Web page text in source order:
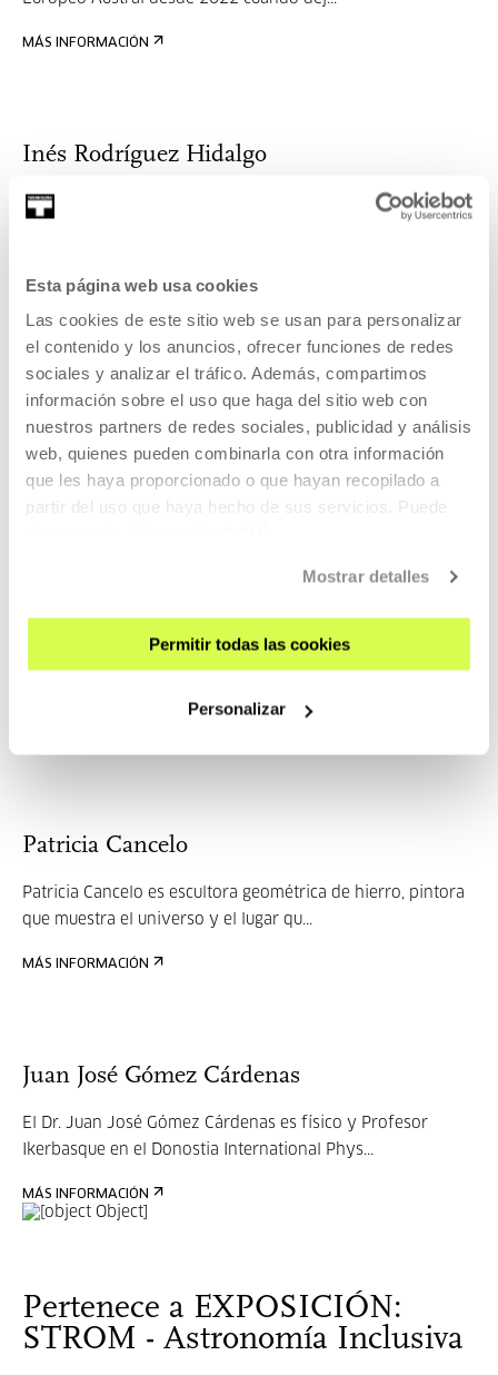
Esta página web usa cookies
Las cookies de este sitio web se usan para personalizar
el contenido y los anuncios, ofrecer funciones de redes
sociales y analizar el tráfico. Además, compartimos
información sobre el uso que haga del sitio web con
nuestros partners de redes sociales, publicidad y análisis
web, quienes pueden combinarla con otra información
que les haya proporcionado o que hayan recopilado a
partir del uso que haya hecho de sus servicios. Puede
Mostrar detalles
Permitir todas las cookies
Personalizar
MÁS INFORMACIÓN
Inés Rodríguez Hidalgo
Inés Rodríguez Hidalgo es Dra. en Astrofísica y tiene el
Amelia Ortiz Gil
La Dra. Amelia Ortiz Gil es astrónoma en el Observatorio
Astronómico de la Universidad de Valenci...
MÁS INFORMACIÓN
Raúl Angulo
Patricia Cancelo
Patricia Cancelo es escultora geométrica de hierro, pintora
que muestra el universo y el lugar qu...
MÁS INFORMACIÓN
Juan José Gómez Cárdenas
El Dr. Juan José Gómez Cárdenas es físico y Profesor
Ikerbasque en el Donostia International Phys...
MÁS INFORMACIÓN
Pertenece a EXPOSICIÓN:
STROM - Astronomía Inclusiva